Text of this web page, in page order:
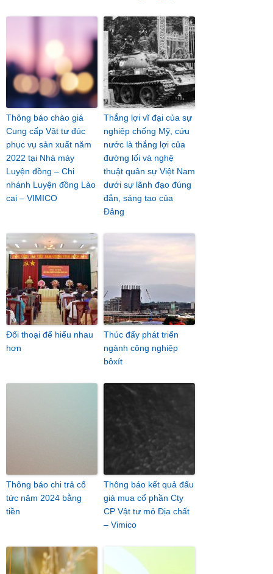
Thông báo chào giá
Cung cấp Vật tư đúc
phục vụ sản xuất năm
2022 tại Nhà máy
Luyện đồng – Chi
nhánh Luyện đồng Lào
cai – VIMICO
Thắng lợi vĩ đại của sự
nghiệp chống Mỹ, cứu
nước là thắng lợi của
đường lối và nghệ
thuật quân sự Việt Nam
dưới sự lãnh đạo đúng
đắn, sáng tạo của
Đảng
Đối thoại để hiểu nhau
hơn
Thúc đẩy phát triển
ngành công nghiệp
bôxít
Thông báo chi trả cổ
tức năm 2024 bằng
tiền
Thông báo kết quả đấu
giá mua cổ phần Cty
CP Vật tư mỏ Địa chất
– Vimico